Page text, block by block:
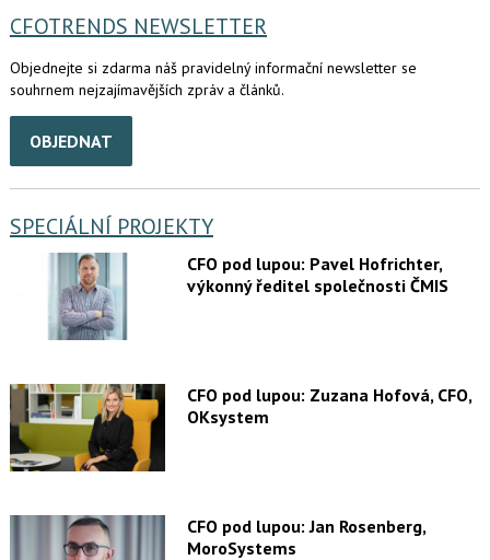
CFOTRENDS NEWSLETTER
Objednejte si zdarma náš pravidelný informační newsletter se
souhrnem nejzajímavějších zpráv a článků.
OBJEDNAT
SPECIÁLNÍ PROJEKTY
CFO pod lupou: Pavel Hofrichter,
výkonný ředitel společnosti ČMIS
CFO pod lupou: Zuzana Hofová, CFO,
OKsystem
CFO pod lupou: Jan Rosenberg,
MoroSystems